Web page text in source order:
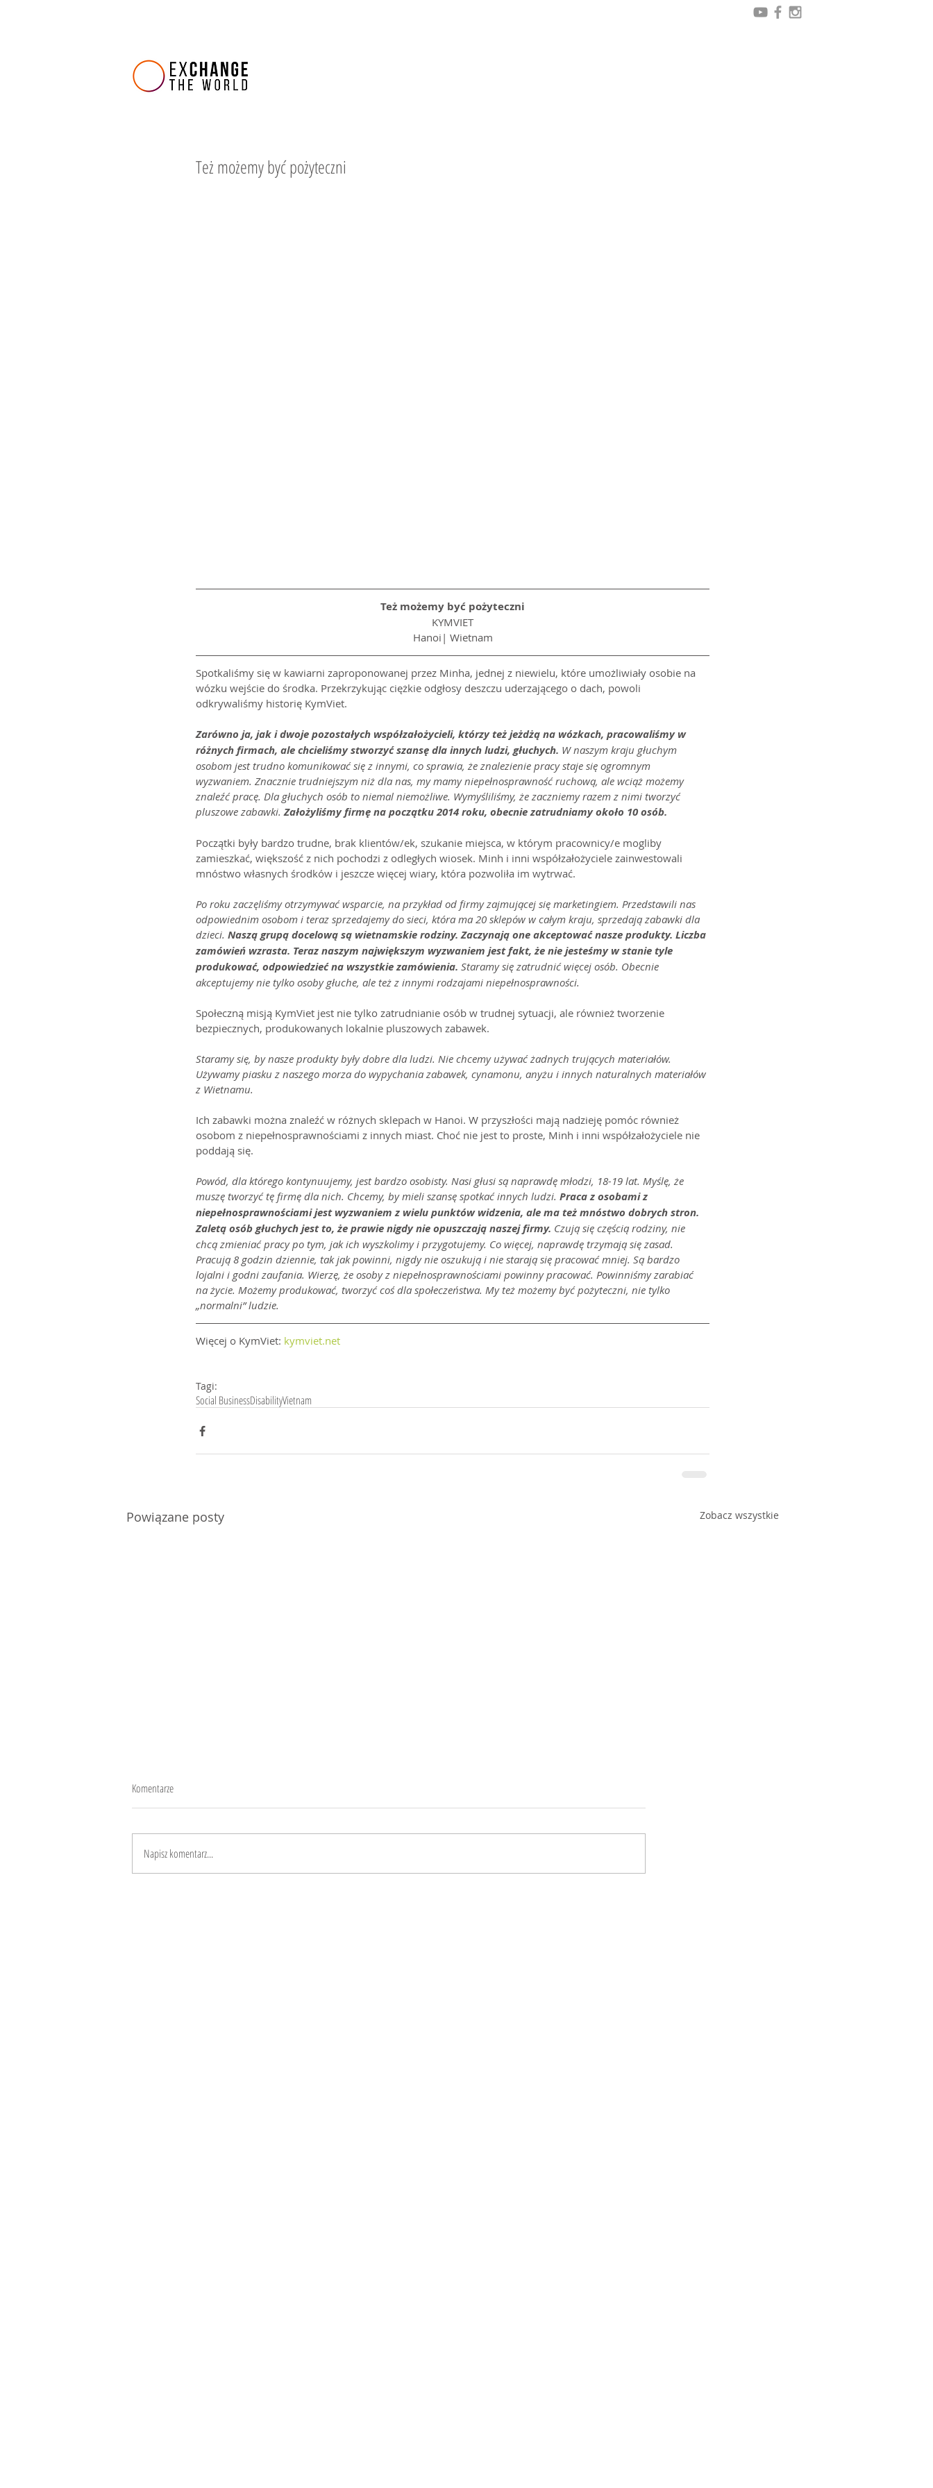
Też możemy być pożyteczni
Też możemy być pożyteczni
KYMVIET
Hanoi| Wietnam
Spotkaliśmy się w kawiarni zaproponowanej przez Minha, jednej z niewielu, które umożliwiały osobie na
wózku wejście do środka. Przekrzykując ciężkie odgłosy deszczu uderzającego o dach, powoli
odkrywaliśmy historię KymViet.
Zarówno ja, jak i dwoje pozostałych współzałożycieli, którzy też jeżdżą na wózkach, pracowaliśmy w
różnych firmach, ale chcieliśmy stworzyć szansę dla innych ludzi, głuchych. W naszym kraju głuchym
osobom jest trudno komunikować się z innymi, co sprawia, że znalezienie pracy staje się ogromnym
wyzwaniem. Znacznie trudniejszym niż dla nas, my mamy niepełnosprawność ruchową, ale wciąż możemy
znaleźć pracę. Dla głuchych osób to niemal niemożliwe. Wymyśliliśmy, że zaczniemy razem z nimi tworzyć
pluszowe zabawki. Założyliśmy firmę na początku 2014 roku, obecnie zatrudniamy około 10 osób.
Początki były bardzo trudne, brak klientów/ek, szukanie miejsca, w którym pracownicy/e mogliby
zamieszkać, większość z nich pochodzi z odległych wiosek. Minh i inni współzałożyciele zainwestowali
mnóstwo własnych środków i jeszcze więcej wiary, która pozwoliła im wytrwać.
Po roku zaczęliśmy otrzymywać wsparcie, na przykład od firmy zajmującej się marketingiem. Przedstawili nas
odpowiednim osobom i teraz sprzedajemy do sieci, która ma 20 sklepów w całym kraju, sprzedają zabawki dla
dzieci. Naszą grupą docelową są wietnamskie rodziny. Zaczynają one akceptować nasze produkty. Liczba
zamówień wzrasta. Teraz naszym największym wyzwaniem jest fakt, że nie jesteśmy w stanie tyle
produkować, odpowiedzieć na wszystkie zamówienia. Staramy się zatrudnić więcej osób. Obecnie
akceptujemy nie tylko osoby głuche, ale też z innymi rodzajami niepełnosprawności.
Społeczną misją KymViet jest nie tylko zatrudnianie osób w trudnej sytuacji, ale również tworzenie
bezpiecznych, produkowanych lokalnie pluszowych zabawek.
Staramy się, by nasze produkty były dobre dla ludzi. Nie chcemy używać żadnych trujących materiałów.
Używamy piasku z naszego morza do wypychania zabawek, cynamonu, anyżu i innych naturalnych materiałów
z Wietnamu.
Ich zabawki można znaleźć w różnych sklepach w Hanoi. W przyszłości mają nadzieję pomóc również
osobom z niepełnosprawnościami z innych miast. Choć nie jest to proste, Minh i inni współzałożyciele nie
poddają się.
Powód, dla którego kontynuujemy, jest bardzo osobisty. Nasi głusi są naprawdę młodzi, 18-19 lat. Myślę, że
muszę tworzyć tę firmę dla nich. Chcemy, by mieli szansę spotkać innych ludzi. Praca z osobami z
niepełnosprawnościami jest wyzwaniem z wielu punktów widzenia, ale ma też mnóstwo dobrych stron.
Zaletą osób głuchych jest to, że prawie nigdy nie opuszczają naszej firmy. Czują się częścią rodziny, nie
chcą zmieniać pracy po tym, jak ich wyszkolimy i przygotujemy. Co więcej, naprawdę trzymają się zasad.
Pracują 8 godzin dziennie, tak jak powinni, nigdy nie oszukują i nie starają się pracować mniej. Są bardzo
lojalni i godni zaufania. Wierzę, że osoby z niepełnosprawnościami powinny pracować. Powinniśmy zarabiać
na życie. Możemy produkować, tworzyć coś dla społeczeństwa. My też możemy być pożyteczni, nie tylko
„normalni” ludzie.
Więcej o KymViet: kymviet.net
Tagi:
Social BusinessDisabilityVietnam
Powiązane posty Zobacz wszystkie
Dobroć płynie z serca
Komentarze
Napisz komentarz...